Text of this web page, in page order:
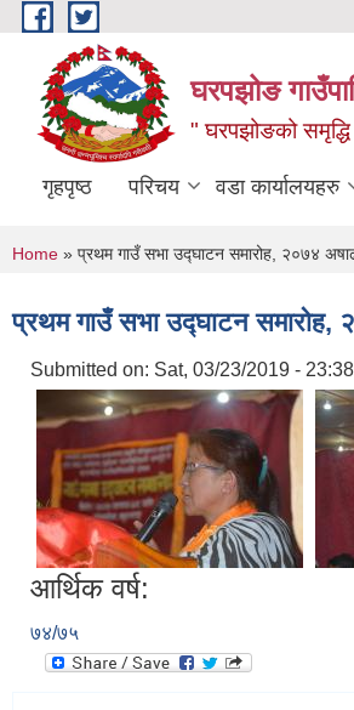
Skip to main content
घरपझोङ
" घरपझोङको
गृहपृष्ठ परिचय वडा कार्यालयहरु
You are here
Home » प्रथम गाउँ सभा उद्घाटन समारोह, २०७४
प्रथम गाउँ सभा उद्घाटन समारोह,
Submitted on: Sat, 03/23/2019 - 23:38
आर्थिक वर्ष:
७४/७५